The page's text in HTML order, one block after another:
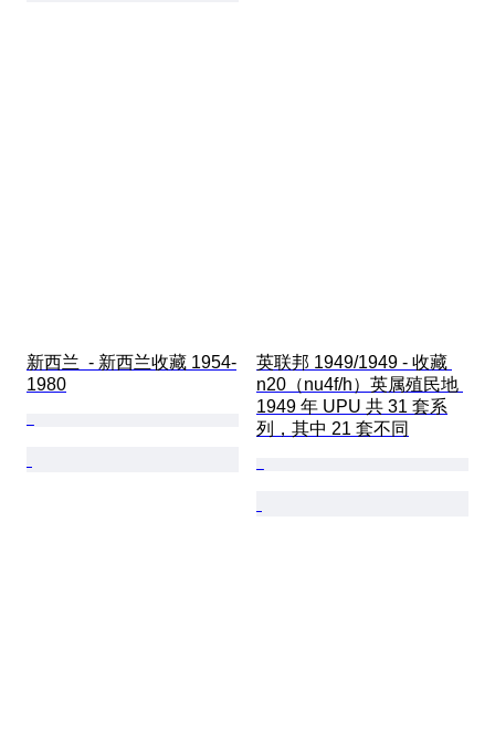
新西兰  - 新西兰收藏 1954-
1980
英联邦 1949/1949 - 收藏
n20（nu4f/h）英属殖民地
1949 年 UPU 共 31 套系
列，其中 21 套不同